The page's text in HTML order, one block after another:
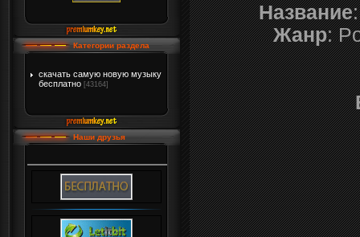
Категории раздела
скачать самую новую музыку
бесплатно [43164]
Наши друзья
Название
Жанр: